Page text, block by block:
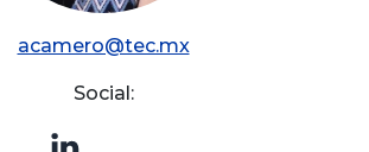
acamero@tec.mx
Social: